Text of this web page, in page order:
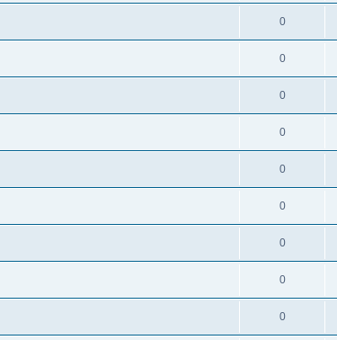
0
0
0
0
0
0
0
0
0